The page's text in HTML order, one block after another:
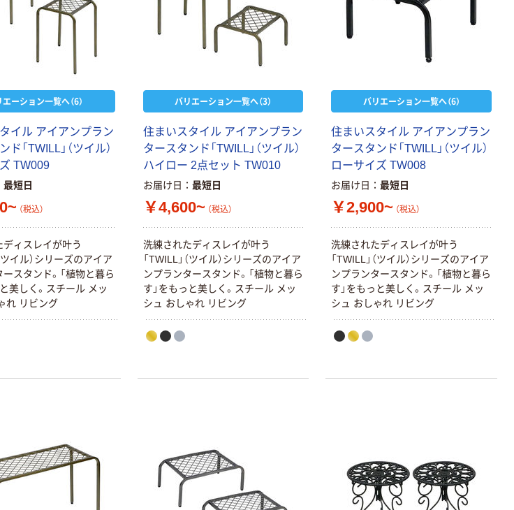
ーション一覧へ（6）
イル アイアンプラン
ド「TWILL」（ツイル）
TW009
最短日
（税込）
ディスレイが叶う
ツイル）シリーズのアイア
スタンド。「植物と暮ら
美しく。スチール メッ
れ リビング
バリエーション一覧へ（3）
住まいスタイル アイアンプラン
タースタンド「TWILL」（ツイル）
ハイロー 2点セット TW010
お届け日 最短日
￥4,600~ （税込）
洗練されたディスレイが叶う
「TWILL」（ツイル）シリーズのアイア
ンプランタースタンド。「植物と暮ら
す」をもっと美しく。スチール メッ
シュ おしゃれ リビング
バリエーション一覧へ（6）
住まいスタイル アイアンプラン
タースタンド「TWILL」（ツイル）
ローサイズ TW008
お届け日 最短日
￥2,900~ （税込）
洗練されたディスレイが叶う
「TWILL」（ツイル）シリーズのアイア
ンプランタースタンド。「植物と暮ら
す」をもっと美しく。スチール メッ
シュ おしゃれ リビング